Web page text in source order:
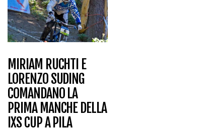
MIRIAM RUCHTI E
LORENZO SUDING
COMANDANO LA
PRIMA MANCHE DELLA
IXS CUP A PILA